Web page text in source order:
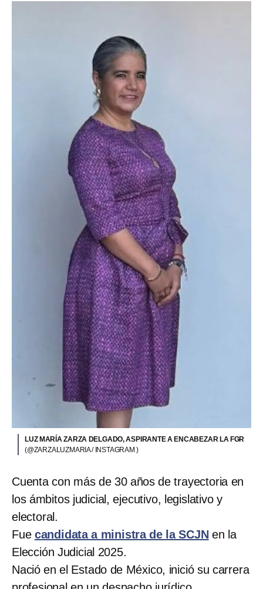
LUZ MARÍA ZARZA DELGADO, ASPIRANTE A ENCABEZAR LA FGR
(@ZARZALUZMARIA / INSTAGRAM )
Cuenta con más de 30 años de trayectoria en
los ámbitos judicial, ejecutivo, legislativo y
electoral.
Fue candidata a ministra de la SCJN en la
Elección Judicial 2025.
Nació en el Estado de México, inició su carrera